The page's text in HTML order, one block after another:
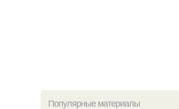
Популярные материалы